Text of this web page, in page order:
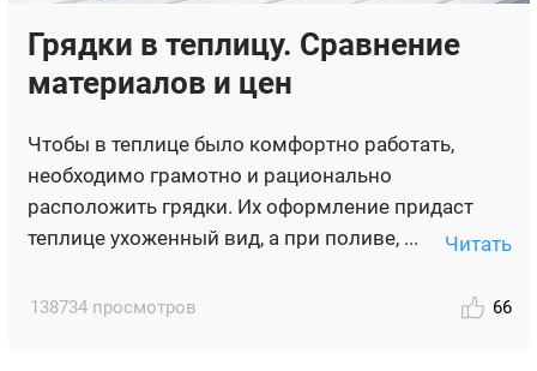
Грядки в теплицу. Сравнение
материалов и цен
Чтобы в теплице было комфортно работать,
необходимо грамотно и рационально
расположить грядки. Их оформление придаст
теплице ухоженный вид, а при поливе, ...
Читать
138734 просмотров 66